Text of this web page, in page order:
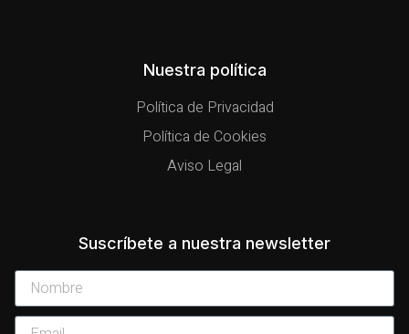
Nuestra política
Política de Privacidad
Política de Cookies
Aviso Legal
Suscríbete a nuestra newsletter